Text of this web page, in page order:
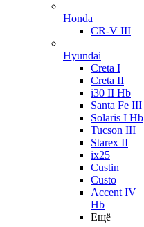
Honda
CR-V III
Hyundai
Creta I
Creta II
i30 II Hb
Santa Fe III
Solaris I Hb
Tucson III
Starex II
ix25
Custin
Custo
Accent IV
Hb
Ещё